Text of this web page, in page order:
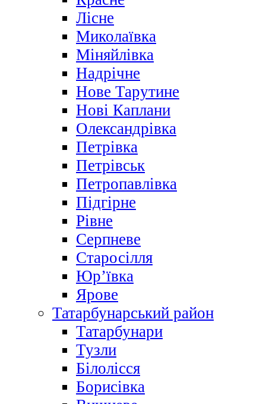
Лісне
Миколаївка
Міняйлівка
Надрічне
Нове Тарутине
Нові Каплани
Олександрівка
Петрівка
Петрівськ
Петропавлівка
Підгірне
Рівне
Серпневе
Старосілля
Юр’ївка
Ярове
Татарбунарський район
Татарбунари
Тузли
Білолісся
Борисівка